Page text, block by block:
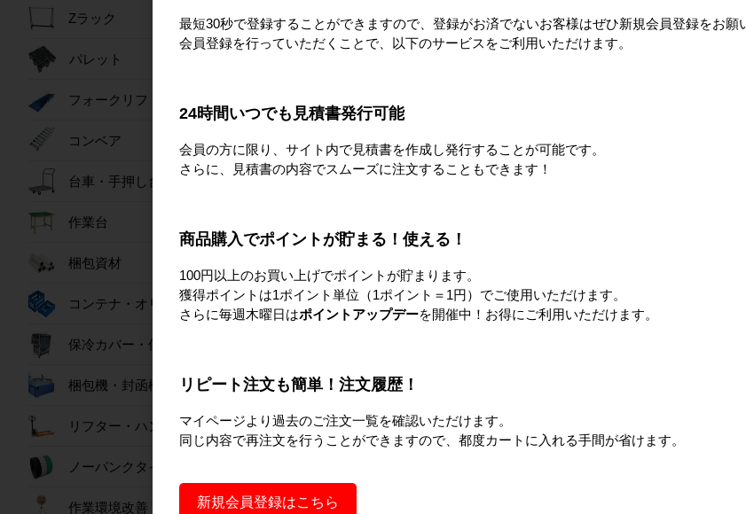
新品 人気商品
台セット
詳細を見る
新品
新品
り18,200円】新品 カゴ台車 (国
産)
Zラック
パレット
フォークリフトスロープ
コンベア
台車・手押し台車
作業台
梱包資材
コンテナ・オリコン
保冷カバー・保冷ボックス
梱包機・封函機
リフター・ハンドパレット
ノーパンクタイヤ
作業環境改善
最短30秒で登録することができますので、登録がお済でないお客様はぜひ新規会員登録をお願
会員登録を行っていただくことで、以下のサービスをご利用いただけます。
24時間いつでも見積書発行可能
会員の方に限り、サイト内で見積書を作成し発行することが可能です。
さらに、見積書の内容でスムーズに注文することもできます！
商品購入でポイントが貯まる！使える！
100円以上のお買い上げでポイントが貯まります。
獲得ポイントは1ポイント単位（1ポイント＝1円）でご使用いただけます。
さらに毎週木曜日はポイントアップデーを開催中！お得にご利用いただけます。
リピート注文も簡単！注文履歴！
マイページより過去のご注文一覧を確認いただけます。
同じ内容で再注文を行うことができますので、都度カートに入れる手間が省けます。
新規会員登録はこちら